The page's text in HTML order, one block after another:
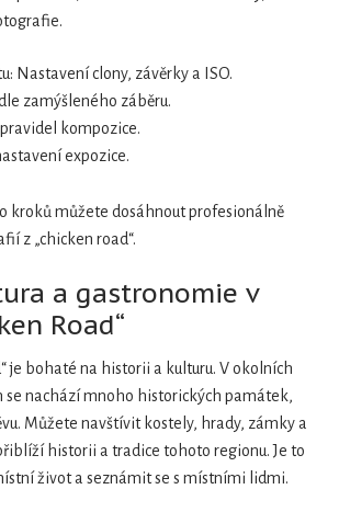
Nastavení clony, závěrky a ISO.
zamýšleného záběru.
kompozice.
expozice.
kroků můžete dosáhnout profesionálně
z „chicken road“.
a gastronomie v
Road“
je bohaté na historii a kulturu. V okolních
se nachází mnoho historických památek,
Můžete navštívit kostely, hrady, zámky a
historii a tradice tohoto regionu. Je to
život a seznámit se s místními lidmi.